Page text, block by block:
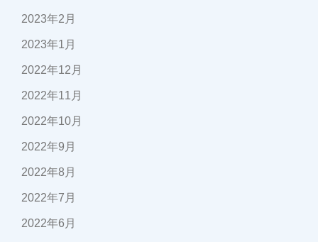
2023年2月
2023年1月
2022年12月
2022年11月
2022年10月
2022年9月
2022年8月
2022年7月
2022年6月